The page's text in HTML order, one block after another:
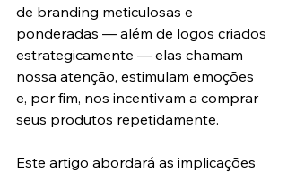
de branding meticulosas e
ponderadas — além de logos criados
estrategicamente — elas chamam
nossa atenção, estimulam emoções
e, por fim, nos incentivam a comprar
seus produtos repetidamente.
Este artigo abordará as implicações